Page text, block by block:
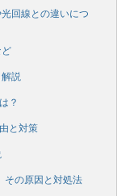
回線との違いにつ
説
？
と対策
その原因と対処法